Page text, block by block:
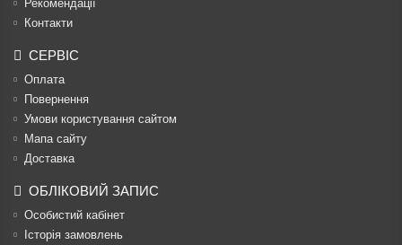
Рекомендації
Контакти
СЕРВІС
Оплата
Повернення
Умови користування сайтом
Мапа сайту
Доставка
ОБЛІКОВИЙ ЗАПИС
Особистий кабінет
Історія замовлень